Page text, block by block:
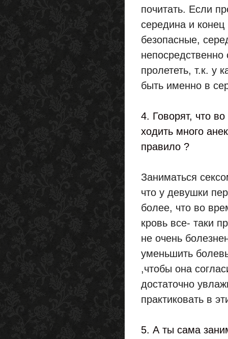
почитать. Если
середина и
безопасные,
пролететь, т.к. у
быть именно в
4. Говорят, что
ходить много
правило ?
Заниматься
что у девушки
более, что во
кровь все- таки
не очень
уменьшить
,чтобы она
достаточно
практиковать в
5. А ты сама